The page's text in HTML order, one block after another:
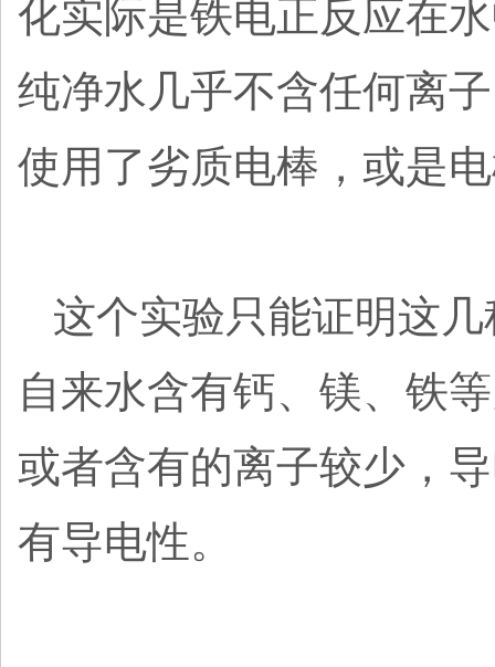
化实际是铁电正反应在
纯净水几乎不含任何离
使用了劣质电棒，或是
这个实验只能证明这
自来水含有钙、镁、铁
或者含有的离子较少，
有导电性。